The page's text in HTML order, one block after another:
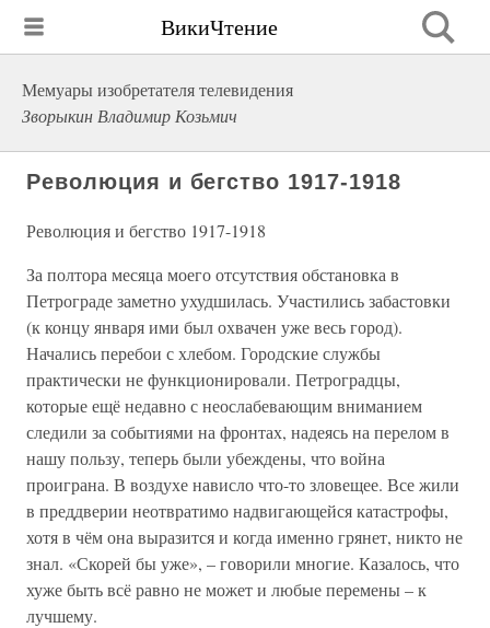
ВикиЧтение
Мемуары изобретателя телевидения
Зворыкин Владимир Козьмич
Революция и бегство 1917-1918
Революция и бегство 1917-1918
За полтора месяца моего отсутствия обстановка в
Петрограде заметно ухудшилась. Участились забастовки
(к концу января ими был охвачен уже весь город).
Начались перебои с хлебом. Городские службы
практически не функционировали. Петроградцы,
которые ещё недавно с неослабевающим вниманием
следили за событиями на фронтах, надеясь на перелом в
нашу пользу, теперь были убеждены, что война
проиграна. В воздухе нависло что-то зловещее. Все жили
в преддверии неотвратимо надвигающейся катастрофы,
хотя в чём она выразится и когда именно грянет, никто не
знал. «Скорей бы уже», – говорили многие. Казалось, что
хуже быть всё равно не может и любые перемены – к
лучшему.